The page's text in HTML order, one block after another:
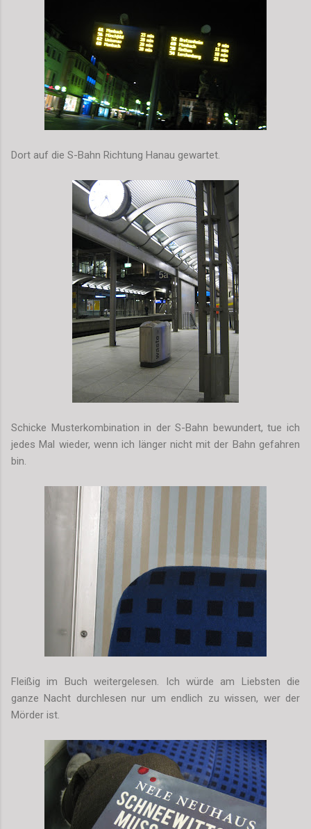
Dort auf die S-Bahn Richtung Hanau gewartet.
Schicke Musterkombination in der S-Bahn bewundert, tue ich
jedes Mal wieder, wenn ich länger nicht mit der Bahn gefahren
bin.
Fleißig im Buch weitergelesen. Ich würde am Liebsten die
ganze Nacht durchlesen nur um endlich zu wissen, wer der
Mörder ist.